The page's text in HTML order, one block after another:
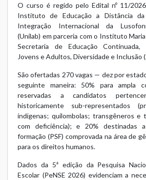
O curso é regido pelo Edital nº 11/2026
Instituto de Educação a Distância da
Integração Internacional da
(Unilab) em parceria com o Instituto
Secretaria de Educação Continuada,
Jovens e Adultos, Diversidade e Inclusão
São ofertadas 270 vagas — dez por
seguinte maneira: 50% para ampla
reservadas a candidatos
historicamente sub-representados
indígenas; quilombolas; transgêneros e
com deficiência); e 20% destinadas
formação (PSF) comprovada na área de
para os direitos humanos.
Dados da 5ª edição da Pesquisa
Escolar (PeNSE 2026) evidenciam a